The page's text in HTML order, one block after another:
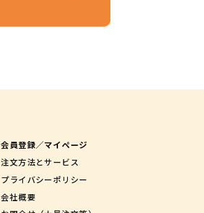
会員登録／マイページ
注文方法とサービス
プライバシーポリシー
会社概要